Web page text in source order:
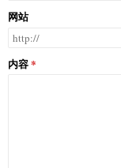
网站
内容